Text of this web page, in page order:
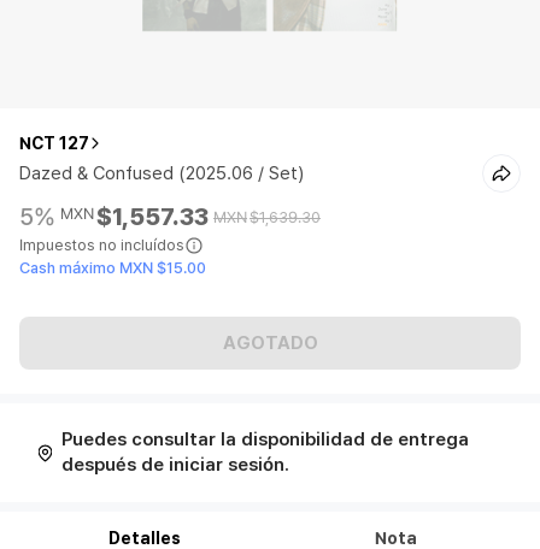
NCT 127
Dazed & Confused (2025.06 / Set)
5% MXN$1,557.33 MXN$1,639.30
Impuestos no incluídos
Cash máximo MXN $15.00
AGOTADO
Puedes consultar la disponibilidad de entrega
después de iniciar sesión.
Detalles Nota